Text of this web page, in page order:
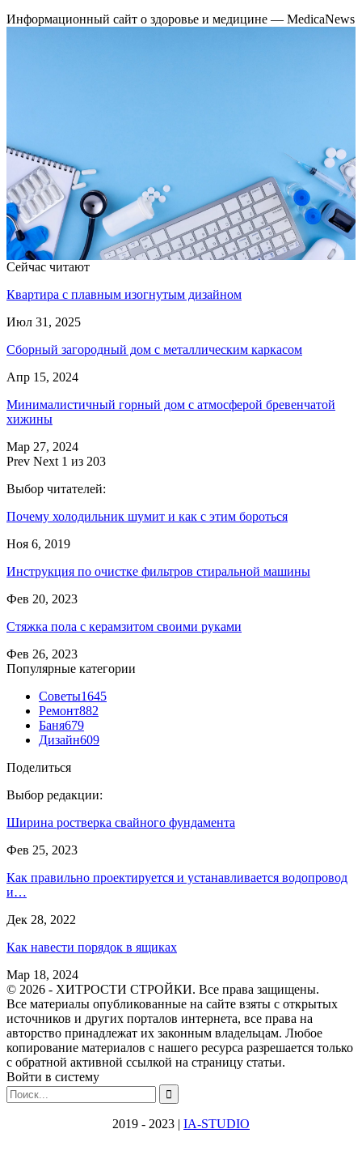
Информационный сайт о здоровье и медицине — MedicaNews
Сейчас читают
Квартира с плавным изогнутым дизайном
Июл 31, 2025
Сборный загородный дом с металлическим каркасом
Апр 15, 2024
Минималистичный горный дом с атмосферой бревенчатой
хижины
Мар 27, 2024
Prev Next 1 из 203
Выбор читателей:
Почему холодильник шумит и как с этим бороться
Ноя 6, 2019
Инструкция по очистке фильтров стиральной машины
Фев 20, 2023
Стяжка пола с керамзитом своими руками
Фев 26, 2023
Популярные категории
Советы1645
Ремонт882
Баня679
Дизайн609
Поделиться
Выбор редакции:
Ширина ростверка свайного фундамента
Фев 25, 2023
Как правильно проектируется и устанавливается водопровод
и…
Дек 28, 2022
Как навести порядок в ящиках
Мар 18, 2024
© 2026 - ХИТРОСТИ СТРОЙКИ. Все права защищены.
Все материалы опубликованные на сайте взяты с открытых
источников и других порталов интернета, все права на
авторство принадлежат их законным владельцам. Любое
копирование материалов с нашего ресурса разрешается только
с обратной активной ссылкой на страницу статьи.
Войти в систему
2019 - 2023 | IA-STUDIO